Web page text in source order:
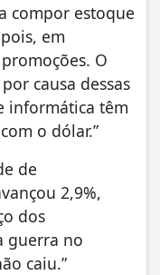
compor estoque
em
O
causa dessas
informática têm
o dólar.”
de
2,9%,
dos
guerra no
caiu.”